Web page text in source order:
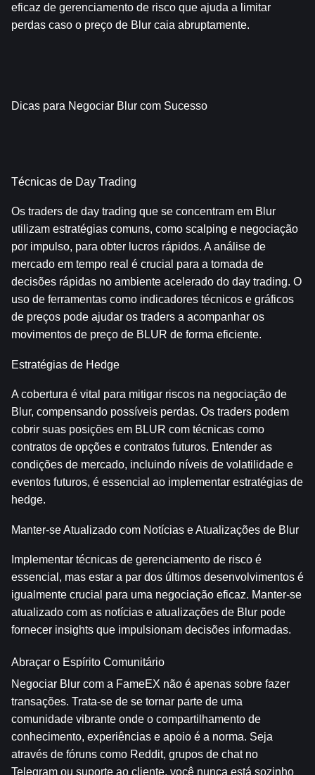
eficaz de gerenciamento de risco que ajuda a limitar
perdas caso o preço de Blur caia abruptamente.
Dicas para Negociar Blur com Sucesso
Técnicas de Day Trading
Os traders de day trading que se concentram em Blur
utilizam estratégias comuns, como scalping e negociação
por impulso, para obter lucros rápidos. A análise de
mercado em tempo real é crucial para a tomada de
decisões rápidas no ambiente acelerado do day trading. O
uso de ferramentas como indicadores técnicos e gráficos
de preços pode ajudar os traders a acompanhar os
movimentos de preço de BLUR de forma eficiente.
Estratégias de Hedge
A cobertura é vital para mitigar riscos na negociação de
Blur, compensando possíveis perdas. Os traders podem
cobrir suas posições em BLUR com técnicas como
contratos de opções e contratos futuros. Entender as
condições de mercado, incluindo níveis de volatilidade e
eventos futuros, é essencial ao implementar estratégias de
hedge.
Manter-se Atualizado com Notícias e Atualizações de Blur
Implementar técnicas de gerenciamento de risco é
essencial, mas estar a par dos últimos desenvolvimentos é
igualmente crucial para uma negociação eficaz. Manter-se
atualizado com as notícias e atualizações de Blur pode
fornecer insights que impulsionam decisões informadas.
Abraçar o Espírito Comunitário
Negociar Blur com a FameEX não é apenas sobre fazer
transações. Trata-se de se tornar parte de uma
comunidade vibrante onde o compartilhamento de
conhecimento, experiências e apoio é a norma. Seja
através de fóruns como Reddit, grupos de chat no
Telegram ou suporte ao cliente, você nunca está sozinho